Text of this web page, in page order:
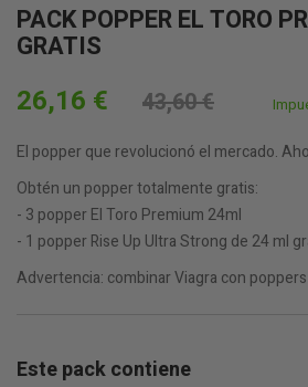
PACK POPPER EL TORO
GRATIS
26,16 € 43,60 €
El popper que revolucionó el mercado.
Obtén un popper totalmente gratis:
- 3 popper El Toro Premium 24ml
- 1 popper Rise Up Ultra Strong de 24 ml
Advertencia: combinar Viagra con
Este pack contiene